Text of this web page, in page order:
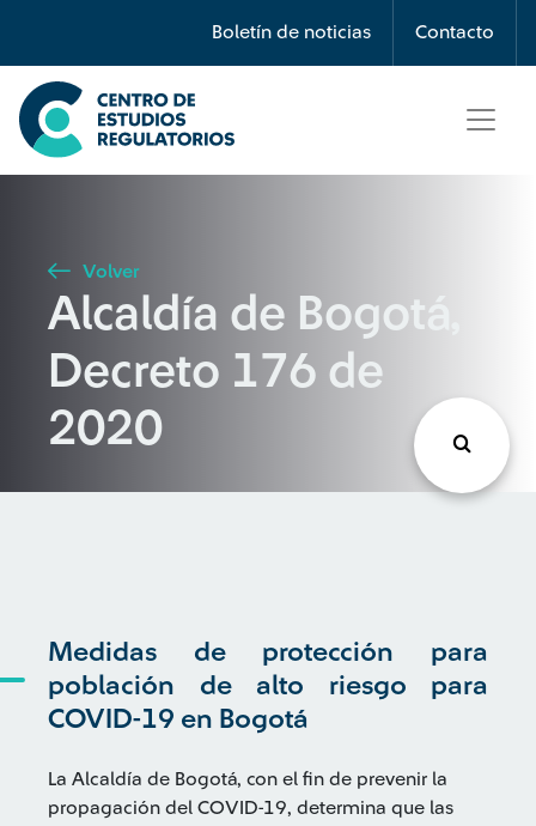
Boletín de noticias Contacto
Búsqueda
Seleccione país
Buscar
Volver
Alcaldía de Bogotá,
Decreto 176 de
2020
Medidas de protección para
población de alto riesgo para
COVID-19 en Bogotá
La Alcaldía de Bogotá, con el fin de prevenir la
propagación del COVID-19, determina que las